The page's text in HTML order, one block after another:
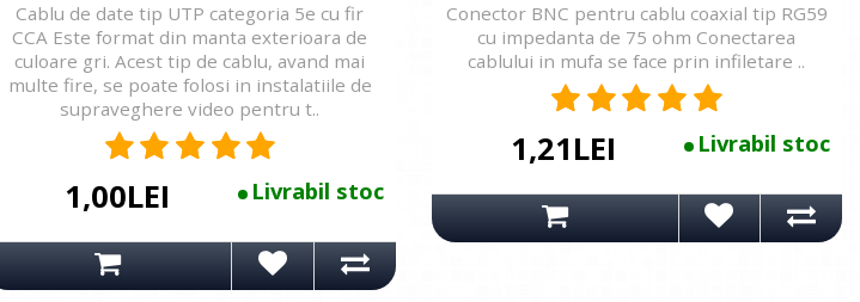
Cablu de date tip UTP categoria 5e cu fir
CCA Este format din manta exterioara de
culoare gri. Acest tip de cablu, avand mai
multe fire, se poate folosi in instalatiile de
supraveghere video pentru t..
Livrabil stoc
1,00LEI
Conector BNC pentru cablu coaxial tip RG59
cu impedanta de 75 ohm Conectarea
cablului in mufa se face prin infiletare ..
Livrabil stoc
1,21LEI